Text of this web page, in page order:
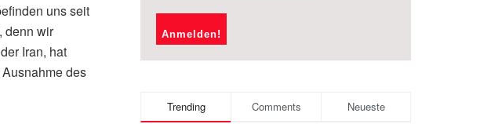
uns seit
denn wir
Iran, hat
des
Trending Comments Neueste